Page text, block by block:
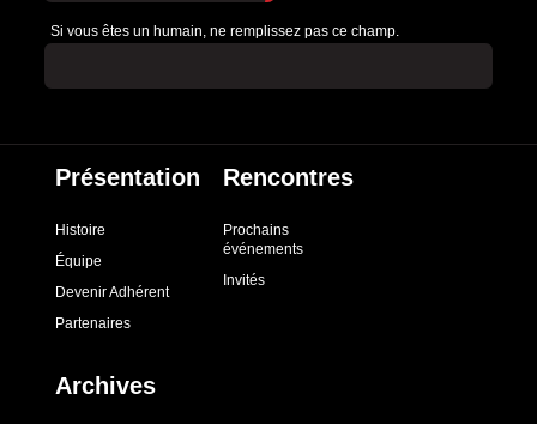
Si vous êtes un humain, ne remplissez pas ce champ.
Présentation
Histoire
Équipe
Devenir Adhérent
Partenaires
Rencontres
Prochains
événements
Invités
Archives